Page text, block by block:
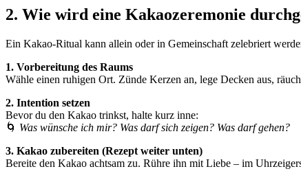
2. Wie wird eine Kakaozeremonie
Ein Kakao-Ritual kann allein oder in Gemeinschaft zelebriert
1. Vorbereitung des Raums
Wähle einen ruhigen Ort. Zünde Kerzen an, lege Decken aus,
2. Intention setzen
Bevor du den Kakao trinkst, halte kurz inne:
🌀 Was wünsche ich mir? Was darf sich zeigen? Was darf gehen?
3. Kakao zubereiten (Rezept weiter unten)
Bereite den Kakao achtsam zu. Rühre ihn mit Liebe – im